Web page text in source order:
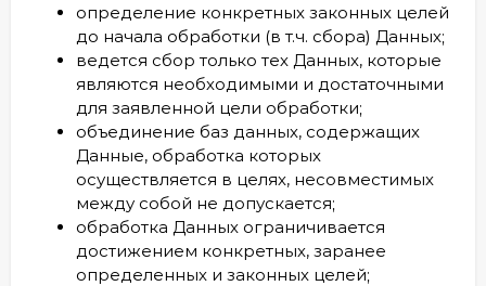
определение конкретных законных целей
до начала обработки (в т.ч. сбора) Данных;
ведется сбор только тех Данных, которые
являются необходимыми и достаточными
для заявленной цели обработки;
объединение баз данных, содержащих
Данные, обработка которых
осуществляется в целях, несовместимых
между собой не допускается;
обработка Данных ограничивается
достижением конкретных, заранее
определенных и законных целей;